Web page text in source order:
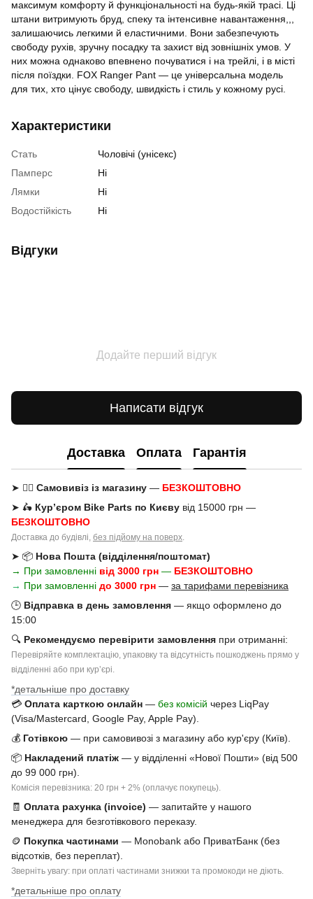
максимум комфорту й функціональності на будь-якій трасі. Ці
штани витримують бруд, спеку та інтенсивне навантаження,,,
залишаючись легкими й еластичними. Вони забезпечують
свободу рухів, зручну посадку та захист від зовнішніх умов. У
них можна однаково впевнено почуватися і на трейлі, і в місті
після поїздки. FOX Ranger Pant — це універсальна модель
для тих, хто цінує свободу, швидкість і стиль у кожному русі.
Характеристики
Стать
Чоловічі (унісекс)
Памперс
Ні
Лямки
Ні
Водостійкість
Ні
Відгуки
Додайте перший відгук
Написати відгук
Доставка Оплата Гарантія
➤ 🚶‍♂️ Самовивіз із магазину — БЕЗКОШТОВНО
➤ 🛵 Кур’єром Bike Parts по Києву від 15000 грн —
БЕЗКОШТОВНО
Доставка до будівлі, без підйому на поверх.
➤ 📦 Нова Пошта (відділення/поштомат)
→ При замовленні від 3000 грн — БЕЗКОШТОВНО
→ При замовленні до 3000 грн — за тарифами перевізника
🕒 Відправка в день замовлення — якщо оформлено до
15:00
🔍 Рекомендуємо перевірити замовлення при отриманні:
Перевіряйте комплектацію, упаковку та відсутність пошкоджень прямо у
відділенні або при курʼєрі.
*детальніше про доставку
💳 Оплата карткою онлайн — без комісій через LiqPay
(Visa/Mastercard, Google Pay, Apple Pay).
💰 Готівкою — при самовивозі з магазину або кур'єру (Київ).
📦 Накладений платіж — у відділенні «Нової Пошти» (від 500
до 99 000 грн).
Комісія перевізника: 20 грн + 2% (оплачує покупець).
🧾 Оплата рахунка (invoice) — запитайте у нашого
менеджера для безготівкового переказу.
🪙 Покупка частинами — Monobank або ПриватБанк (без
відсотків, без переплат).
Зверніть увагу: при оплаті частинами знижки та промокоди не діють.
*детальніше про оплату